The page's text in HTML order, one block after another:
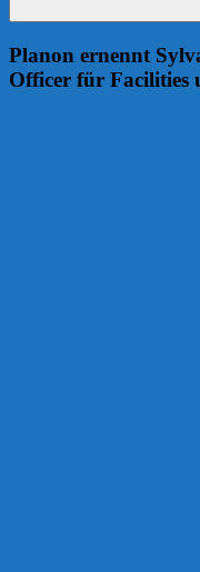
Planon ernennt
Officer für Facilities